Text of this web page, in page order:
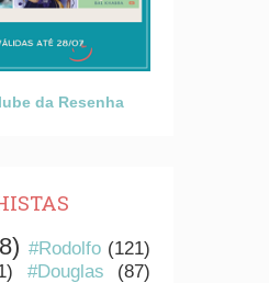
da Resenha
#Rodolfo (121)
#Douglas
(87)